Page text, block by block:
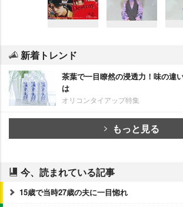
新着トレンド
茶葉で一目瞭然の浸透力！味の違
は
オリコンタイアップ特集
もっと見る
今、読まれている記事
15歳で当時27歳の夫に一目惚れ